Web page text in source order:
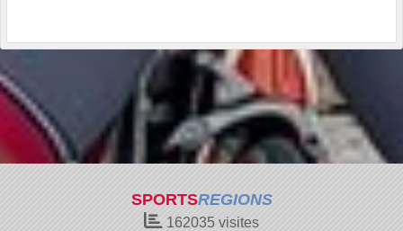
SPORTSREGIONS
162035 visites